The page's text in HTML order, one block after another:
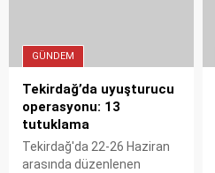
GÜNDEM
Tekirdağ’da uyuşturucu
operasyonu: 13
tutuklama
Tekirdağ'da 22-26 Haziran
arasında düzenlenen